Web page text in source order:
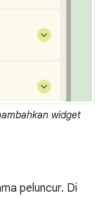
widget
peluncur. Di